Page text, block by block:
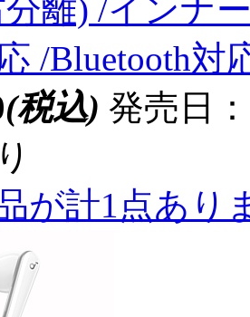
分離) /インナ
/Bluetooth対
(税込) 発売日
が計1点あり